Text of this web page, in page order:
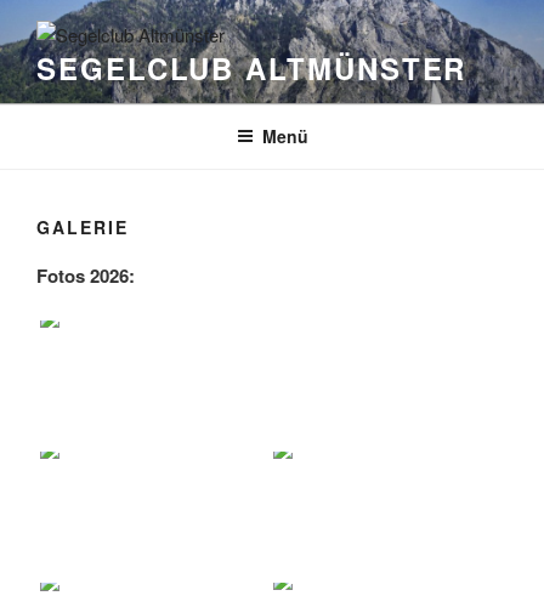
Inhalt
springenSEGELCLUB ALTMÜNSTER
Menü
GALERIE
Fotos 2026: